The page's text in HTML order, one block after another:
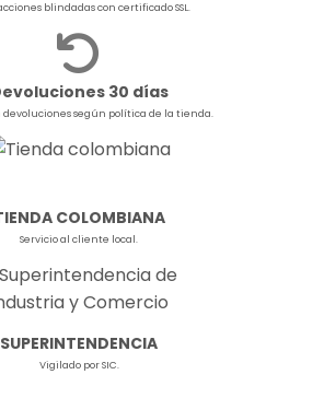
blindadas con certificado SSL.
30 días
devoluciones según política de la tienda.
COLOMBIANA
Servicio al cliente local.
SUPERINTENDENCIA
Vigilado por SIC.